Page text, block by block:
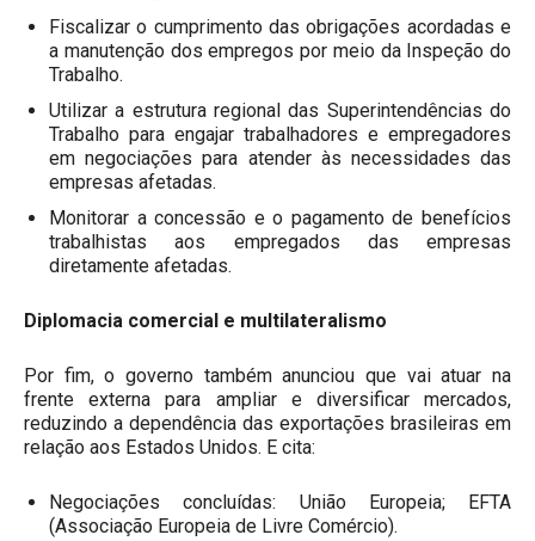
Fiscalizar o cumprimento das obrigações acordadas e
a manutenção dos empregos por meio da Inspeção do
Trabalho.
Utilizar a estrutura regional das Superintendências do
Trabalho para engajar trabalhadores e empregadores
em negociações para atender às necessidades das
empresas afetadas.
Monitorar a concessão e o pagamento de benefícios
trabalhistas aos empregados das empresas
diretamente afetadas.
Diplomacia comercial e multilateralismo
Por fim, o governo também anunciou que vai atuar na
frente externa para ampliar e diversificar mercados,
reduzindo a dependência das exportações brasileiras em
relação aos Estados Unidos. E cita:
Negociações concluídas: União Europeia; EFTA
(Associação Europeia de Livre Comércio).